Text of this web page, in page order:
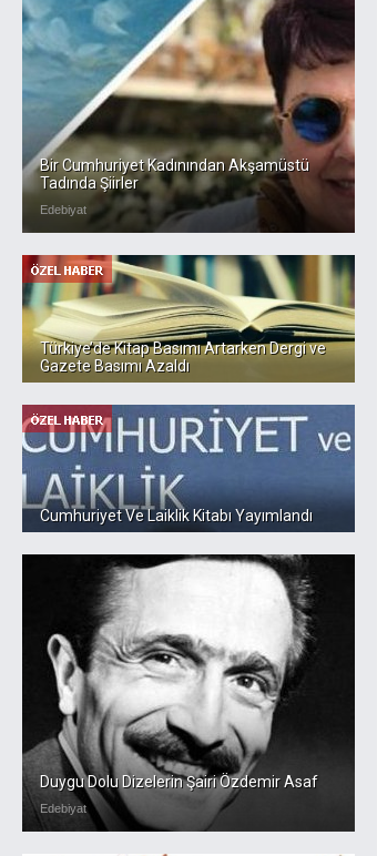
Bir Cumhuriyet Kadınından Akşamüstü
Tadında Şiirler
Edebiyat
Türkiye’de Kitap Basımı Artarken Dergi ve
Gazete Basımı Azaldı
Cumhuriyet Ve Laiklik Kitabı Yayımlandı
Duygu Dolu Dizelerin Şairi Özdemir Asaf
Edebiyat